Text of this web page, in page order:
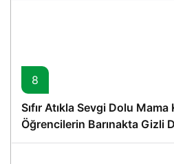
8
Sıfır Atıkla Sevgi Dolu Mama
Öğrencilerin Barınakta Gizli
Proje